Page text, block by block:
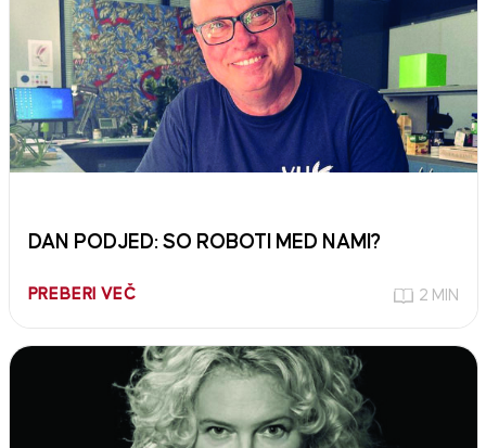
DAN PODJED: SO ROBOTI MED NAMI?
PREBERI VEČ 2 MIN